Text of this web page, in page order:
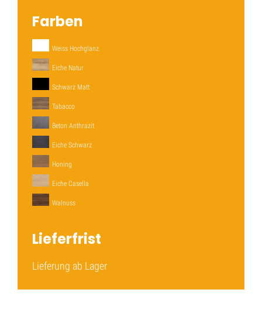
Farben
Weiss Hochglanz
Eiche Natur
Schwarz Matt
Tabacco
Beton Anthrazit
Eiche Schwarz
Honing
Eiche Casella
Walnuss
Lieferfrist
Lieferung ab Lager